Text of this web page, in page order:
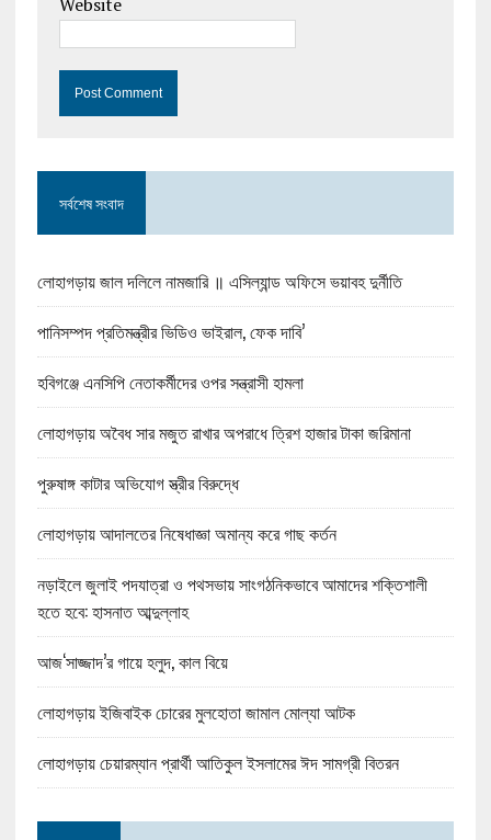
সর্বশেষ সংবাদ
লোহাগড়ায় জাল দলিলে নামজারি ॥ এসিল্যান্ড অফিসে ভয়াবহ দুর্নীতি
পানিসম্পদ প্রতিমন্ত্রীর ভিডিও ভাইরাল, ফেক দাবি’
হবিগঞ্জে এনসিপি নেতাকর্মীদের ওপর সন্ত্রাসী হামলা
লোহাগড়ায় অবৈধ সার মজুত রাখার অপরাধে ত্রিশ হাজার টাকা জরিমানা
পুরুষাঙ্গ কাটার অভিযোগ স্ত্রীর বিরুদ্ধে
লোহাগড়ায় আদালতের নিষেধাজ্ঞা অমান্য করে গাছ কর্তন
নড়াইলে জুলাই পদযাত্রা ও পথসভায় সাংগঠনিকভাবে আমাদের শক্তিশালী
হতে হবে: হাসনাত আব্দুল্লাহ
আজ‘সাজ্জাদ’র গায়ে হলুদ, কাল বিয়ে
লোহাগড়ায় ইজিবাইক চোরের মুলহোতা জামাল মোল্যা আটক
লোহাগড়ায় চেয়ারম্যান প্রার্থী আতিকুল ইসলামের ঈদ সামগ্রী বিতরন